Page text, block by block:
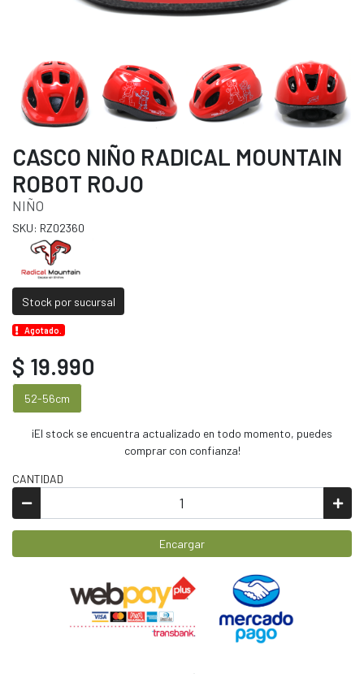
CASCO NIÑO RADICAL MOUNTAIN
ROBOT ROJO
NIÑO
SKU: RZ02360
Stock por sucursal
Agotado.
$ 19.990
52-56cm
¡El stock se encuentra actualizado en todo momento, puedes
comprar con confianza!
CANTIDAD
Encargar